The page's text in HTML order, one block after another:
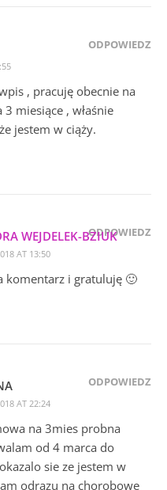
ODPOWIEDZ
, pracuję obecnie na
miesiące , właśnie
jestem w ciąży.
WEJDELEK-BZIUK
AT 13:50
ODPOWIEDZ
komentarz i gratuluję 🙂
AT 22:24
ODPOWIEDZ
na 3mies probna
od 4 marca do
sie ze jestem w
odrazu na chorobowe